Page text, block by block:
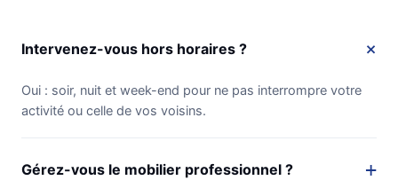
Intervenez-vous hors horaires ?
Oui : soir, nuit et week-end pour ne pas interrompre votre
activité ou celle de vos voisins.
Gérez-vous le mobilier professionnel ?